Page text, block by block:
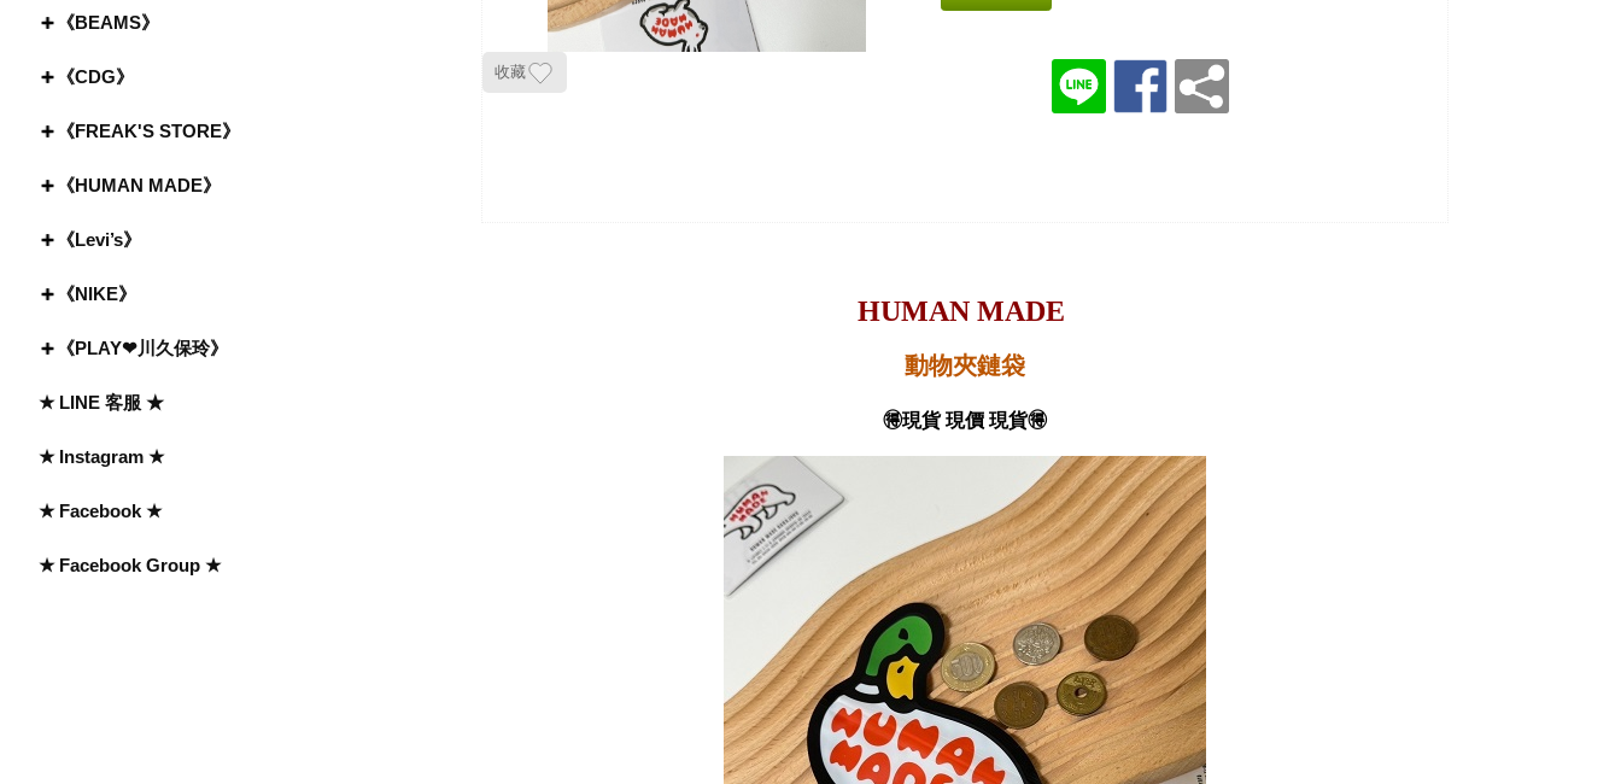
《BEAMS》
《CDG》
《FREAK'S STORE》
《HUMAN MADE》
《Levi’s》
《NIKE》
《PLAY❤川久保玲》
★ LINE 客服 ★
★ Instagram ★
★ Facebook ★
★ Facebook Group ★
收藏